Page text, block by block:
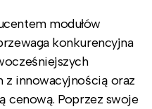
modułów
konkurencyjna
innowacyjnością oraz
cenową. Poprzez swoje